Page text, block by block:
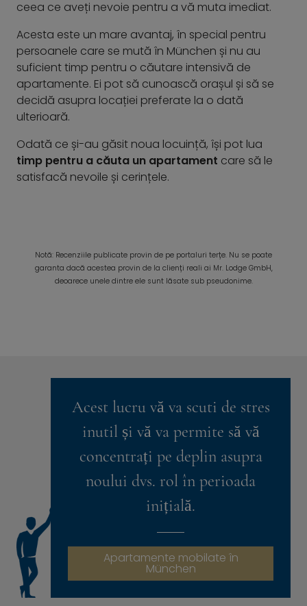
ceea ce aveți nevoie pentru a vă muta imediat.
Acesta este un mare avantaj, în special pentru
persoanele care se mută în München și nu au
suficient timp pentru o căutare intensivă de
apartamente. Ei pot să cunoască orașul și să se
decidă asupra locației preferate la o dată
ulterioară.
Odată ce și-au găsit noua locuință, își pot lua
timp pentru a căuta un apartament care să le
satisfacă nevoile și cerințele.
Notă: Recenziile publicate provin de pe portaluri terțe. Nu se poate
garanta dacă acestea provin de la clienți reali ai Mr. Lodge GmbH,
deoarece unele dintre ele sunt lăsate sub pseudonime.
Acest lucru vă va scuti de stres
inutil și vă va permite să vă
concentrați pe deplin asupra
noului dvs. rol în perioada
inițială.
Apartamente mobilate în
München